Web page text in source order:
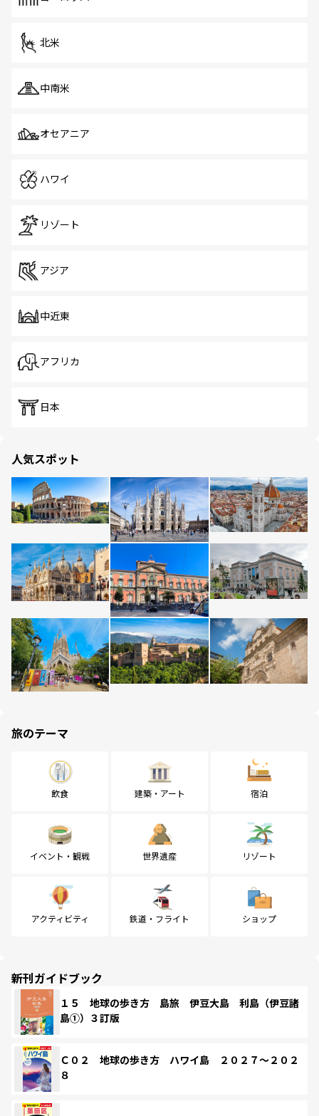
北米
中南米
オセアニア
ハワイ
リゾート
アジア
中近東
アフリカ
日本
人気スポット
旅のテーマ
飲食 建築・アート 宿泊
イベント・観戦 世界遺産 リゾート
アクティビティ 鉄道・フライト ショップ
新刊ガイドブック
１５ 地球の歩き方 島旅 伊豆大島 利島（伊豆諸
島①）３訂版
Ｃ０２ 地球の歩き方 ハワイ島 ２０２７～２０２
８